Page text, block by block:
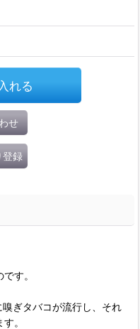
れる
せ
登録
す。
ぎタバコが流行し、それ
。